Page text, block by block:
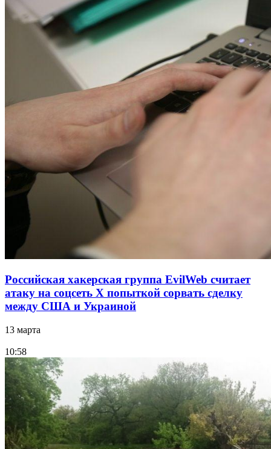
Российская хакерская группа EvilWeb считает
атаку на соцсеть Х попыткой сорвать сделку
между США и Украиной
13 марта
10:58